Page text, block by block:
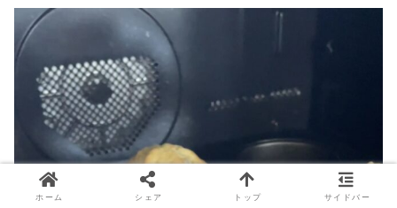
ホーム シェア トップ サイドバー